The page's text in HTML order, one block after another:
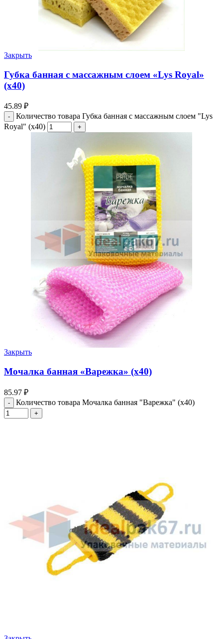
Закрыть
Губка банная с массажным слоем «Lys Royal»
(х40)
45.89 ₽
Количество товара Губка банная с массажным слоем "Lys
Royal" (х40)
Закрыть
Мочалка банная «Варежка» (х40)
85.97 ₽
Количество товара Мочалка банная "Варежка" (х40)